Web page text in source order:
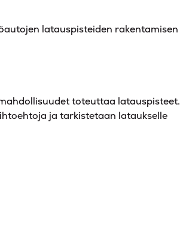
latauspisteiden rakentamisen
toteuttaa latauspisteet.
ja tarkistetaan lataukselle